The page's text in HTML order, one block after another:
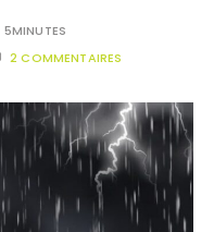
5MINUTES
2 COMMENTAIRES